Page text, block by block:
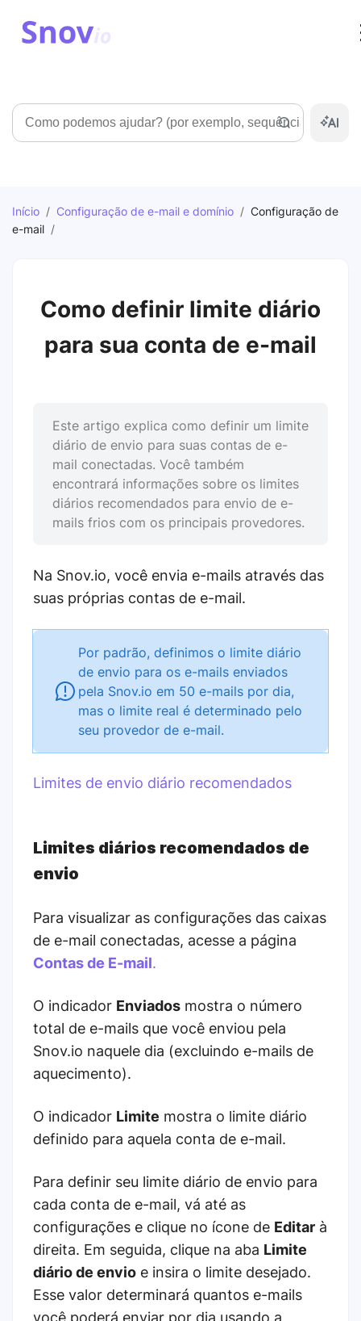
Pesquisar
Início / Configuração de e-mail e domínio / Configuração de
e-mail /
Como definir limite diário
para sua conta de e-mail
Este artigo explica como definir um limite
diário de envio para suas contas de e-
mail conectadas. Você também
encontrará informações sobre os limites
diários recomendados para envio de e-
mails frios com os principais provedores.
Na Snov.io, você envia e-mails através das
suas próprias contas de e-mail.
Por padrão, definimos o limite diário
de envio para os e-mails enviados
pela Snov.io em 50 e-mails por dia,
mas o limite real é determinado pelo
seu provedor de e-mail.
Limites de envio diário recomendados
Limites diários recomendados de
envio
Para visualizar as configurações das caixas
de e-mail conectadas, acesse a página
Contas de E-mail.
O indicador Enviados mostra o número
total de e-mails que você enviou pela
Snov.io naquele dia (excluindo e-mails de
aquecimento).
O indicador Limite mostra o limite diário
definido para aquela conta de e-mail.
Para definir seu limite diário de envio para
cada conta de e-mail, vá até as
configurações e clique no ícone de Editar à
direita. Em seguida, clique na aba Limite
diário de envio e insira o limite desejado.
Esse valor determinará quantos e-mails
você poderá enviar por dia usando a